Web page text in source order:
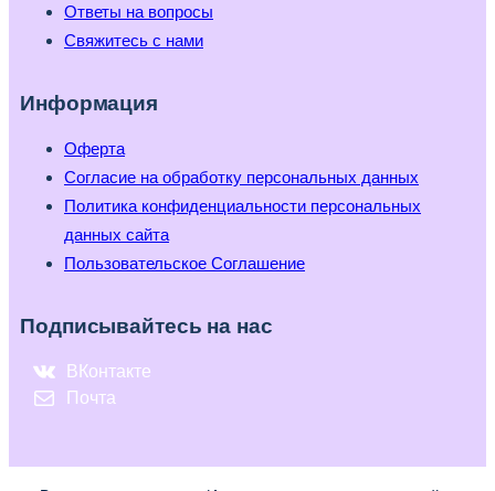
Ответы на вопросы
Свяжитесь с нами
Информация
Оферта
Согласие на обработку персональных данных
Политика конфиденциальности персональных
данных сайта
Пользовательское Соглашение
Подписывайтесь на нас
ВКонтакте
Почта